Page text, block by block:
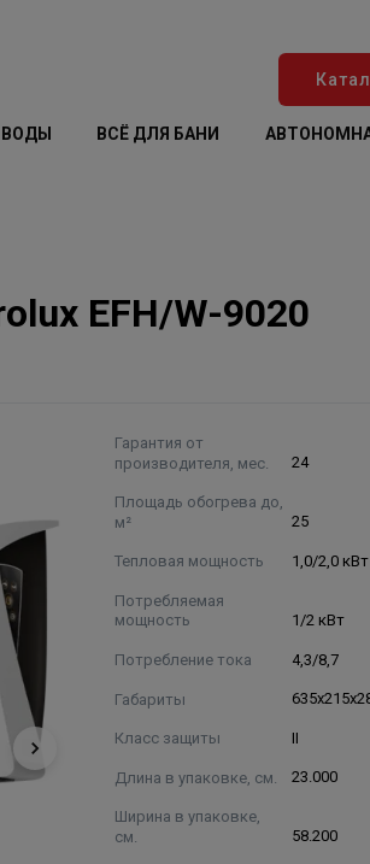
ВСЁ ДЛЯ БАНИ
EFH/W-9020
Гарантия от
производителя, мес.
24
Площадь обогрева до,
м²
25
Тепловая мощность 1,0/2,0 кВт
Потребляемая
мощность
1/2 кВт
Потребление тока 4,3/8,7
Габариты
Класс защиты II
Длина в упаковке, см. 23.000
Ширина в упаковке,
см.
58.200